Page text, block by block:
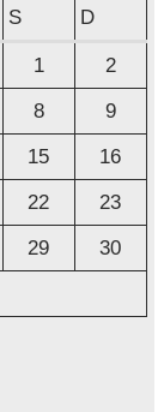
S D
1
2
8
9
15
16
22
23
29
30